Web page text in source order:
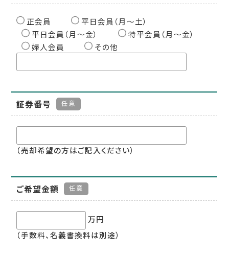
正会員
平日会員（月〜土）
平日会員（月〜金）
特平会員（月〜金）
婦人会員
その他
証券番号 任意
（売却希望の方はご記入ください）
ご希望金額 任意
万円
（手数料、名義書換料は別途）